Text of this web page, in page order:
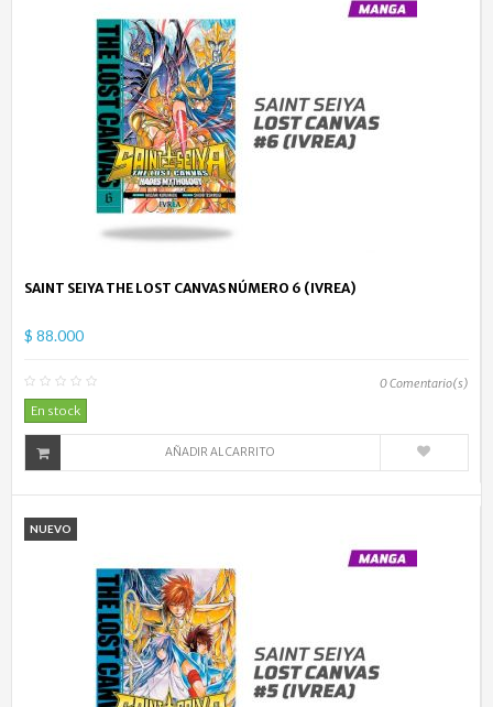
SAINT SEIYA THE LOST CANVAS NÚMERO 6 (IVREA)
$ 88.000
0Comentario(s)
En stock
AÑADIR AL CARRITO
NUEVO